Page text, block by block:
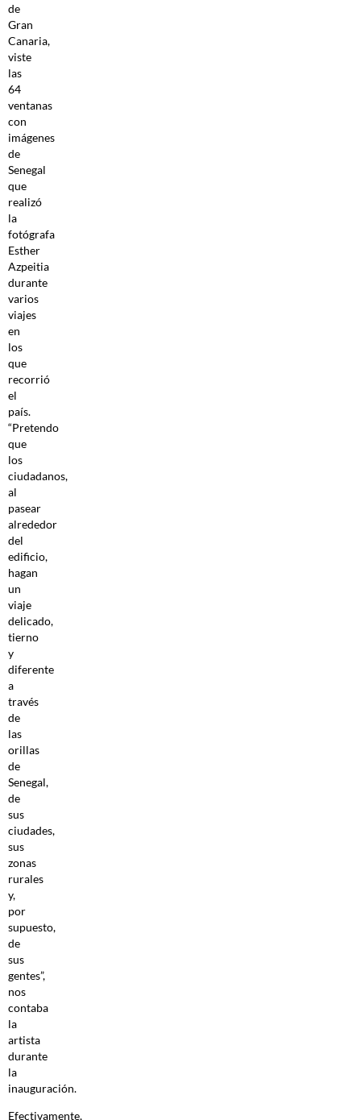
de
Gran
Canaria,
viste
las
64
ventanas
con
imágenes
de
Senegal
que
realizó
la
fotógrafa
Esther
Azpeitia
durante
varios
viajes
en
los
que
recorrió
el
país.
“Pretendo
que
los
ciudadanos,
al
pasear
alrededor
del
edificio,
hagan
un
viaje
delicado,
tierno
y
diferente
a
través
de
las
orillas
de
Senegal,
de
sus
ciudades,
sus
zonas
rurales
y,
por
supuesto,
de
sus
gentes”,
nos
contaba
la
artista
durante
la
inauguración.
Efectivamente,